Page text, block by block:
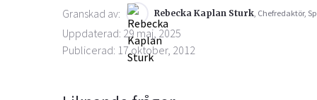
Granskad av:
Rebecka Kaplan Sturk, Chefredaktör,
Uppdaterad: 29 maj, 2025
Publicerad: 17 oktober, 2012